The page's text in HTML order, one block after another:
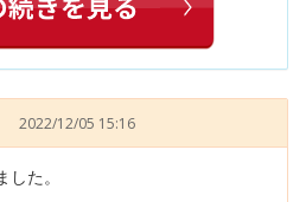
2022/12/05 15:16
た。